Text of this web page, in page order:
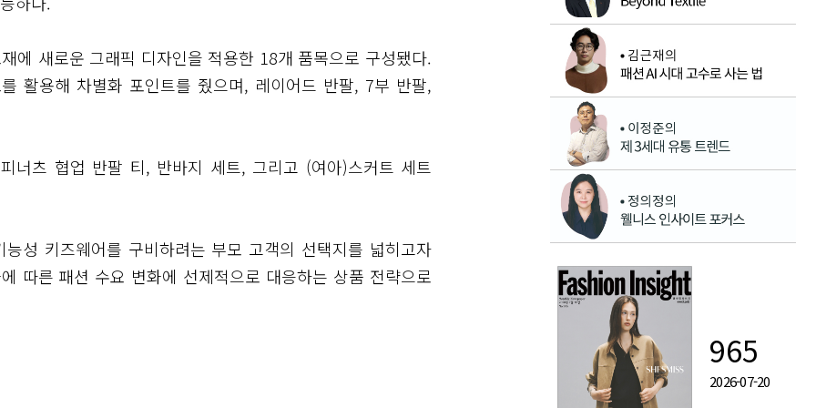
에 새로운 그래픽 디자인을 적용한 18개 품목으로 구성됐다.
활용해 차별화 포인트를 줬으며, 레이어드 반팔, 7부 반팔,
너츠 협업 반팔 티, 반바지 세트, 그리고 (여아)스커트 세트
성 키즈웨어를 구비하려는 부모 고객의 선택지를 넓히고자
따른 패션 수요 변화에 선제적으로 대응하는 상품 전략으로
965
2026-07-20